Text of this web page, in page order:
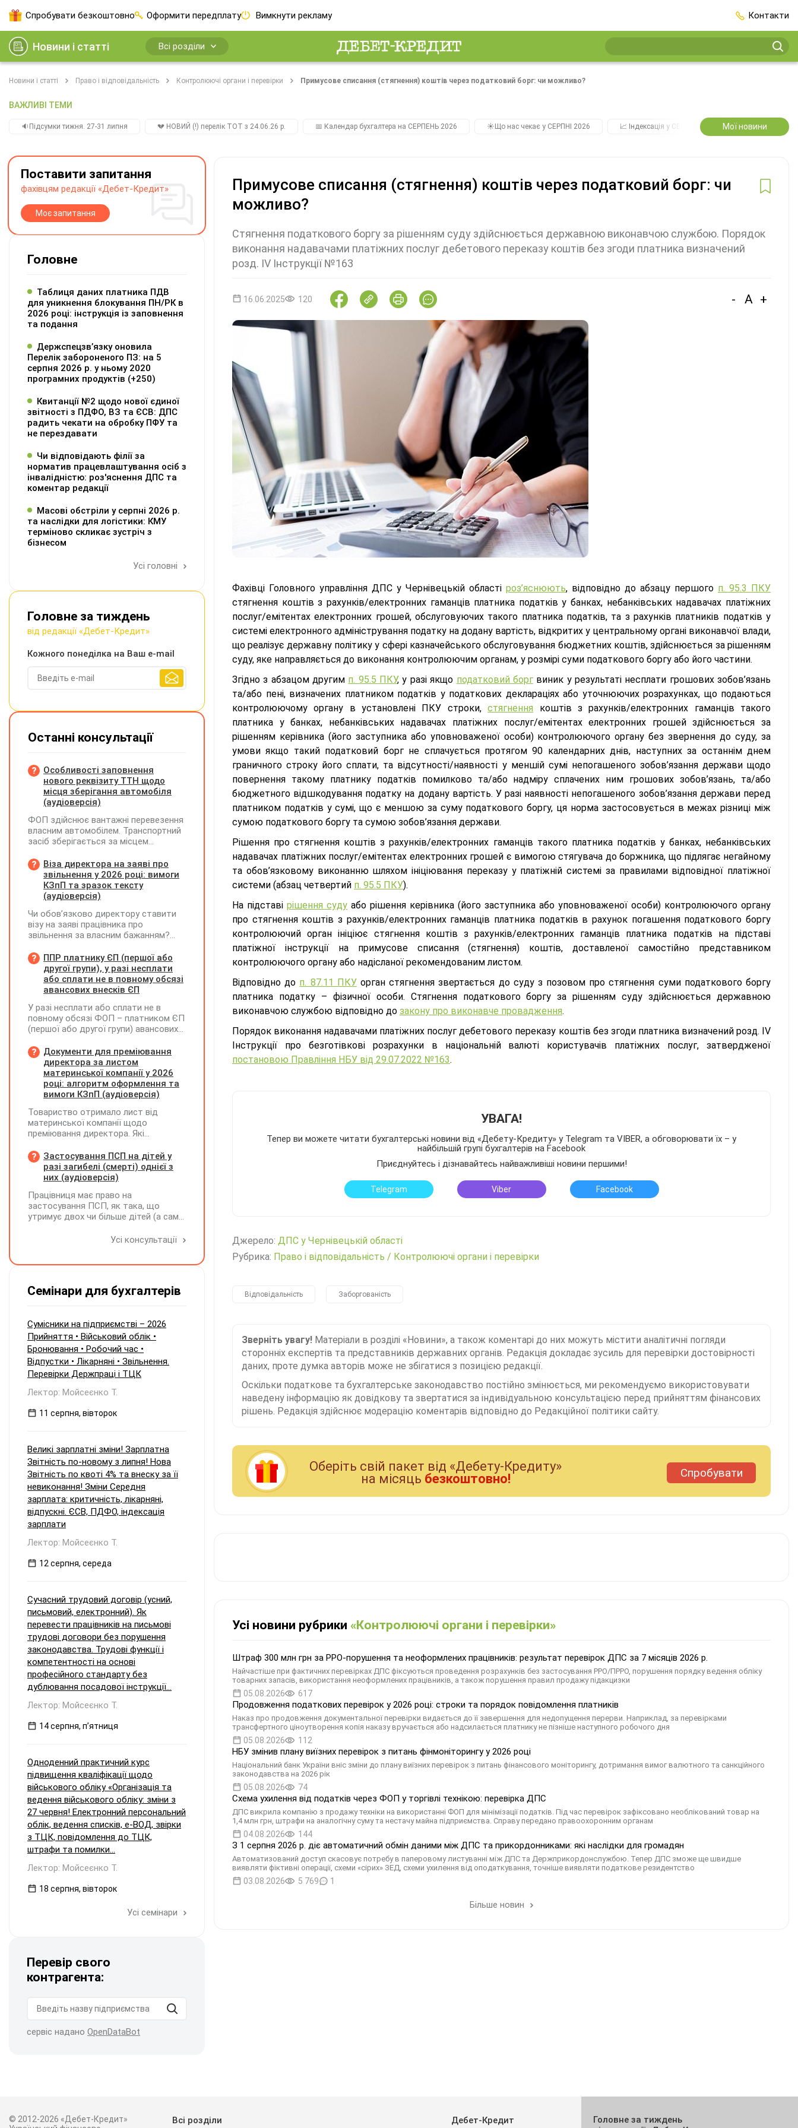
Спробувати безкоштовно Оформити передплату Вимкнути рекламу Контакти
Новини і статті Всі розділи
Новини і статті Право і відповідальність Контролюючі органи і перевірки Примусове списання (стягнення) коштів через податковий борг: чи можливо?
ВАЖЛИВІ ТЕМИ
🔉Підсумки тижня. 27-31 липня 💔 НОВИЙ (!) перелік ТОТ з 24.06.26 р. 📅 Календар бухгалтера на СЕРПЕНЬ 2026 ☀️Що нас чекає у СЕРПНІ 2026 📈 Індексація у СЕРПНІ 2️⃣0️⃣2️⃣7️⃣ Усі
Мої новини
Примусове списання (стягнення) коштів через податковий борг: чи
можливо?
Стягнення податкового боргу за рішенням суду здійснюється державною виконавчою службою. Порядок
виконання надавачами платіжних послуг дебетового переказу коштів без згоди платника визначений
розд. IV Інструкції №163
16.06.2025 120 - A +
Фахівці Головного управління ДПС у Чернівецькій області роз’яснюють, відповідно до абзацу першого п. 95.3 ПКУ
стягнення коштів з рахунків/електронних гаманців платника податків у банках, небанківських надавачах платіжних
послуг/емітентах електронних грошей, обслуговуючих такого платника податків, та з рахунків платників податків у
системі електронного адміністрування податку на додану вартість, відкритих у центральному органі виконавчої влади,
що реалізує державну політику у сфері казначейського обслуговування бюджетних коштів, здійснюється за рішенням
суду, яке направляється до виконання контролюючим органам, у розмірі суми податкового боргу або його частини.
Згідно з абзацом другим п. 95.5 ПКУ, у разі якщо податковий боргвиник у результаті несплати грошових зобов’язань
та/або пені, визначених платником податків у податкових деклараціях або уточнюючих розрахунках, що подаються
контролюючому органу в установлені ПКУ строки,стягнення коштів з рахунків/електронних гаманців такого
платника у банках, небанківських надавачах платіжних послуг/емітентах електронних грошей здійснюється за
рішенням керівника (його заступника або уповноваженої особи) контролюючого органу без звернення до суду, за
умови якщо такий податковий борг не сплачується протягом 90 календарних днів, наступних за останнім днем
граничного строку його сплати, та відсутності/наявності у меншій сумі непогашеного зобов’язання держави щодо
повернення такому платнику податків помилково та/або надміру сплачених ним грошових зобов’язань, та/або
бюджетного відшкодування податку на додану вартість. У разі наявності непогашеного зобов’язання держави перед
платником податків у сумі, що є меншою за суму податкового боргу, ця норма застосовується в межах різниці між
сумою податкового боргу та сумою зобов’язання держави.
Рішення про стягнення коштів з рахунків/електронних гаманців такого платника податків у банках, небанківських
надавачах платіжних послуг/емітентах електронних грошей є вимогою стягувача до боржника, що підлягає негайному
та обов’язковому виконанню шляхом ініціювання переказу у платіжній системі за правилами відповідної платіжної
системи (абзац четвертий п. 95.5 ПКУ).
На підставі рішення суду або рішення керівника (його заступника або уповноваженої особи) контролюючого органу
про стягнення коштів з рахунків/електронних гаманців платника податків в рахунок погашення податкового боргу
контролюючий орган ініціює стягнення коштів з рахунків/електронних гаманців платника податків на підставі
платіжної інструкції на примусове списання (стягнення) коштів, доставленої самостійно представником
контролюючого органу або надісланої рекомендованим листом.
Відповідно до п. 87.11 ПКУорган стягнення звертається до суду з позовом про стягнення суми податкового боргу
платника податку – фізичної особи. Стягнення податкового боргу за рішенням суду здійснюється державною
виконавчою службою відповідно до закону про виконавче провадження.
Порядок виконання надавачами платіжних послуг дебетового переказу коштів без згоди платника визначений розд. IV
Інструкції про безготівкові розрахунки в національній валюті користувачів платіжних послуг, затвердженої
постановою Правління НБУ від 29.07.2022 №163.
УВАГА!
Тепер ви можете читати бухгалтерські новини від «Дебету-Кредиту» у Telegram та VIBER, а обговорювати їх – у
найбільшій групі бухгалтерів на Facebook
Приєднуйтесь і дізнавайтесь найважливіші новини першими!
Telegram Viber Facebook
Джерело: ДПС у Чернівецькій області
Рубрика: Право і відповідальність / Контролюючі органи і перевірки
Відповідальність Заборгованість
Зверніть увагу! Матеріали в розділі «Новини», а також коментарі до них можуть містити аналітичні погляди
сторонніх експертів та представників державних органів. Редакція докладає зусиль для перевірки достовірності
даних, проте думка авторів може не збігатися з позицією редакції.
Оскільки податкове та бухгалтерське законодавство постійно змінюється, ми рекомендуємо використовувати
наведену інформацію як довідкову та звертатися за індивідуальною консультацією перед прийняттям фінансових
рішень. Редакція здійснює модерацію коментарів відповідно до Редакційної політики сайту.
Оберiть свiй пакет вiд «Дебету-Кредиту»
на мiсяць безкоштовно! Спробувати
Усі новини рубрики «Контролюючі органи і перевірки»
Штраф 300 млн грн за РРО-порушення та неоформлених працівників: результат перевірок ДПС за 7 місяців 2026 р.
Найчастіше при фактичних перевірках ДПС фіксуються проведення розрахунків без застосування РРО/ПРРО, порушення порядку ведення обліку
товарних запасів, використання неоформлених працівників, а також порушення правил продажу підакцизки
05.08.2026 617
Продовження податкових перевірок у 2026 році: строки та порядок повідомлення платників
Наказ про продовження документальної перевірки видається до її завершення для недопущення перерви. Наприклад, за перевірками
трансфертного ціноутворення копія наказу вручається або надсилається платнику не пізніше наступного робочого дня
05.08.2026 112
НБУ змінив плану виїзних перевірок з питань фінмоніторингу у 2026 році
Національний банк України вніс зміни до плану виїзних перевірок з питань фінансового моніторингу, дотримання вимог валютного та санкційного
законодавства на 2026 рік
05.08.2026 74
Схема ухилення від податків через ФОП у торгівлі технікою: перевірка ДПС
ДПС викрила компанію з продажу техніки на використанні ФОП для мінімізації податків. Під час перевірок зафіксовано необлікований товар на
1,4 млн грн, штрафи на аналогічну суму та нестачу майна підприємства. Справу передано правоохоронним органам
04.08.2026 144
З 1 серпня 2026 р. діє автоматичний обмін даними між ДПС та прикордонниками: які наслідки для громадян
Автоматизований доступ скасовує потребу в паперовому листуванні між ДПС та Держприкордонслужбою. Тепер ДПС зможе ще швидше
виявляти фіктивні операції, схеми «сірих» ЗЕД, схеми ухилення від оподаткування, точніше виявляти податкове резидентство
03.08.2026 5 769 1
Більше новин
Поставити запитання
фахівцям редакції «Дебет-Кредит»
Моє запитання
Головне
Таблиця даних платника ПДВ
для уникнення блокування ПН/РК в
2026 році: інструкція із заповнення
та подання
Держспецзв’язку оновила
Перелік забороненого ПЗ: на 5
серпня 2026 р. у ньому 2020
програмних продуктів (+250)
Квитанції №2 щодо нової єдиної
звітності з ПДФО, ВЗ та ЄСВ: ДПС
радить чекати на обробку ПФУ та
не перездавати
Чи відповідають філії за
норматив працевлаштування осіб з
інвалідністю: роз'яснення ДПС та
коментар редакції
Масові обстріли у серпні 2026 р.
та наслідки для логістики: КМУ
терміново скликає зустріч з
бізнесом
Усі головні
Головне за тиждень
від редакції «Дебет-Кредит»
Кожного понеділка на Ваш e-mail
Останні консультації
Особливості заповнення
нового реквізиту ТТН щодо
місця зберігання автомобіля
(аудіоверсія)
ФОП здійснює вантажні перевезення
власним автомобілем. Транспортний
засіб зберігається за місцем
договір оренди гаража чи стоянки
відсутній. Яку адресу слід зазначати
у новому реквізиті ТТН «Місце, де
зберігається автомобіль»? Чи є
на місце стоянки?
Віза директора на заяві про
звільнення у 2026 році: вимоги
КЗпП та зразок тексту
(аудіоверсія)
Чи обов’язково директору ставити
візу на заяві працівника про
звільнення за власним бажанням?
згідно з нормами КЗпП?
ППР платнику ЄП (першої або
другої групи), у разі несплати
або сплати не в повному обсязі
авансових внесків ЄП
У разі несплати або сплати не в
повному обсязі ФОП – платником ЄП
(першої або другої групи) авансових
результатами акта перевірки щодо
таких виявлених порушень
визначається сума штрафу та
складається ППР за формою «Ш»
Документи для преміювання
директора за листом
материнської компанії у 2026
році: алгоритм оформлення та
вимоги КЗпП (аудіоверсія)
Товариство отримало лист від
материнської компанії щодо
преміювання директора. Які
належного оформлення такої премії?
Застосування ПСП на дітей у
разі загибелі (смерті) однієї з
них (аудіоверсія)
Працівниця має право на
застосування ПСП, як така, що
утримує двох чи більше дітей (а саме
одна дитина загинула. Як надалі
Усі консультації
Семінари для бухгалтерів
Сумісники на підприємстві – 2026
Прийняття • Військовий облік •
Бронювання • Робочий час •
Відпустки • Лікарняні • Звільнення.
Перевірки Держпраці і ТЦК
Лектор: Мойсеєнко Т.
11 серпня, вівторок
Великі зарплатні зміни! Зарплатна
Звітність по-новому з липня! Нова
Звітність по квоті 4% та внеску за її
невиконання! Зміни Середня
зарплата: критичність, лікарняні,
відпускні. ЄСВ, ПДФО, індексація
зарплати
Лектор: Мойсеєнко Т.
12 серпня, середа
Сучасний трудовий договір (усний,
письмовий, електронний). Як
перевести працівників на письмові
трудові договори без порушення
законодавства. Трудові функції і
компетентності на основі
професійного стандарту без
дублювання посадової інструкції...
Лектор: Мойсеєнко Т.
14 серпня, пʼятниця
Одноденний практичний курс
підвищення кваліфікації щодо
військового обліку «Організація та
ведення військового обліку: зміни з
27 червня! Електронний персональний
облік, ведення списків, е-ВОД, звірки
з ТЦК, повідомлення до ТЦК,
штрафи та помилки...
Лектор: Мойсеєнко Т.
18 серпня, вівторок
Усі семінари
Перевір свого
контрагента:
сервіс надано OpenDataBot
© 2012-2026 «Дебет-Кредит»
Всі розділи Дебет-Кредит
Головне за тиждень